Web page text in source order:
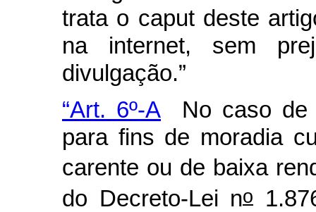
trata o caputdeste
na internet, sem
divulgação.”
“Art. 6º-A No caso de
para fins de moradia
carente ou de baixa
do Decreto-Lei no